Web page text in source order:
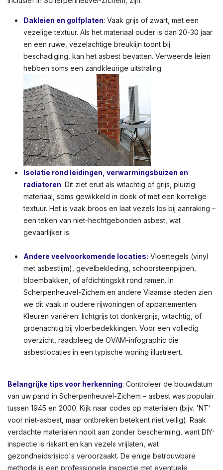
Dakleien en golfplaten: Vaak grijs of zwart, met een
vezelige textuur. Als het materiaal ouder is dan 20-30 jaar
en een ruwe, vezelachtige breuklijn toont bij
beschadiging, kan het asbest bevatten. Verweerde leien
hebben soms een zandkleurige uitstraling.
Isolatie rond leidingen, verwarmingsbuizen en
radiatoren: Dit ziet eruit als witachtig of grijs, pluizig
materiaal, soms gewikkeld in doek of met een korrelige
textuur. Het is vaak broos en laat vezels los bij aanraking –
een teken van niet-hechtgebonden asbest, wat
gevaarlijker is.
Andere veelvoorkomende locaties:
Vloertegels (vinyl
met asbestlijm), gevelbekleding, schoorsteenpijpen,
bloembakken, of afdichtingskit rond ramen. In
we dit vaak in oudere rijwoningen of appartementen.
Kleuren variëren: lichtgrijs tot donkergrijs, witachtig, of
groenachtig bij vloerbedekkingen. Voor een volledig
overzicht, raadpleeg de OVAM-infographic die
asbestlocaties in een typische woning illustreert.
Belangrijke tips voor herkenning : Controleer de bouwdatum